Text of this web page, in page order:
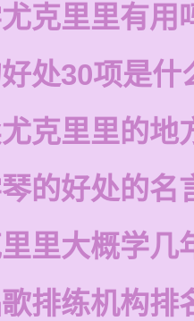
克里里有用
处30项是什
克里里的地
的好处的名
里大概学几
排练机构排